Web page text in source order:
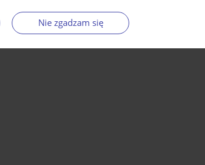
Nie zgadzam się